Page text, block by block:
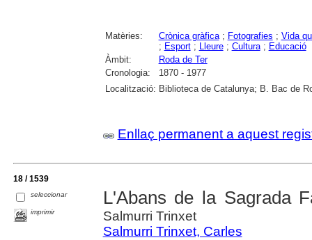
Matèries: Crònica gràfica; Fotografies ; Vida
; Esport; Lleure; Cultura; Educació
Àmbit:
Roda de Ter
Cronologia:
1870 - 1977
Localització: Biblioteca de Catalunya; B. Bac de
Enllaç permanent a aquest
18 / 1539
seleccionar
imprimir
L'Abans de la Sagrada
Salmurri Trinxet
Salmurri Trinxet, Carles